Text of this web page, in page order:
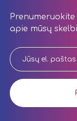
apie mūsų